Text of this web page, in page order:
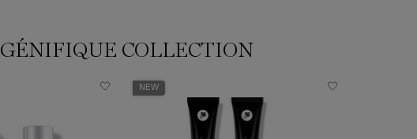
GÉNIFIQUE COLLECTION
NEW